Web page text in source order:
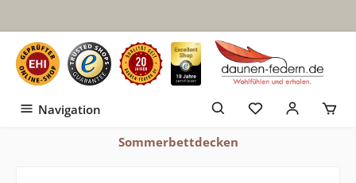
Navigation
Sommerbettdecken